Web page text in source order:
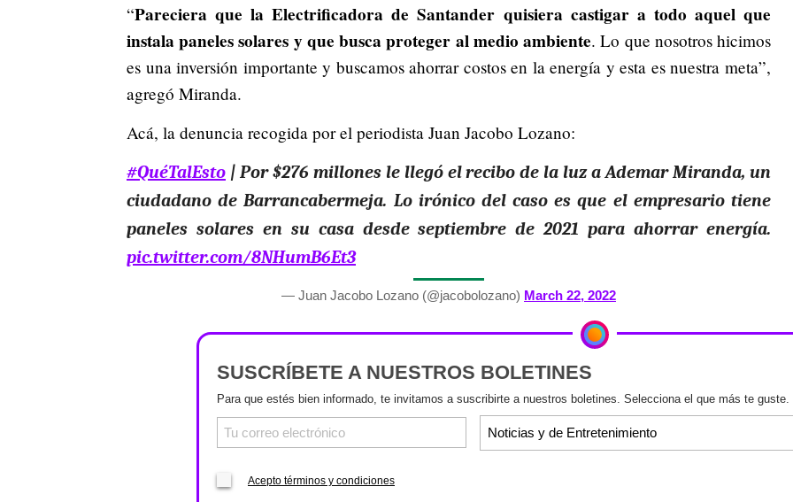
“Pareciera que la Electrificadora de Santander quisiera castigar a todo aquel que
instala paneles solares y que busca proteger al medio ambiente. Lo que nosotros hicimos
es una inversión importante y buscamos ahorrar costos en la energía y esta es nuestra meta”,
agregó Miranda.
Acá, la denuncia recogida por el periodista Juan Jacobo Lozano:
#QuéTalEsto | Por $276 millones le llegó el recibo de la luz a Ademar Miranda, un
ciudadano de Barrancabermeja. Lo irónico del caso es que el empresario tiene
paneles solares en su casa desde septiembre de 2021 para ahorrar energía.
pic.twitter.com/8NHumB6Et3
— Juan Jacobo Lozano (@jacobolozano) March 22, 2022
SUSCRÍBETE A NUESTROS BOLETINES
Para que estés bien informado, te invitamos a suscribirte a nuestros boletines. Selecciona el que más te guste.
Acepto términos y condiciones